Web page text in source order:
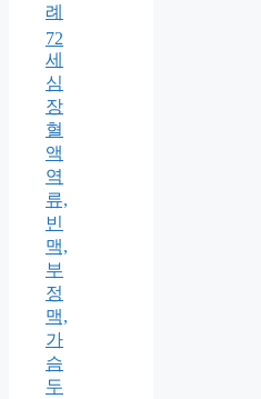
례
72
세
심
장
혈
액
역
류,
빈
맥,
부
정
맥,
가
슴
두